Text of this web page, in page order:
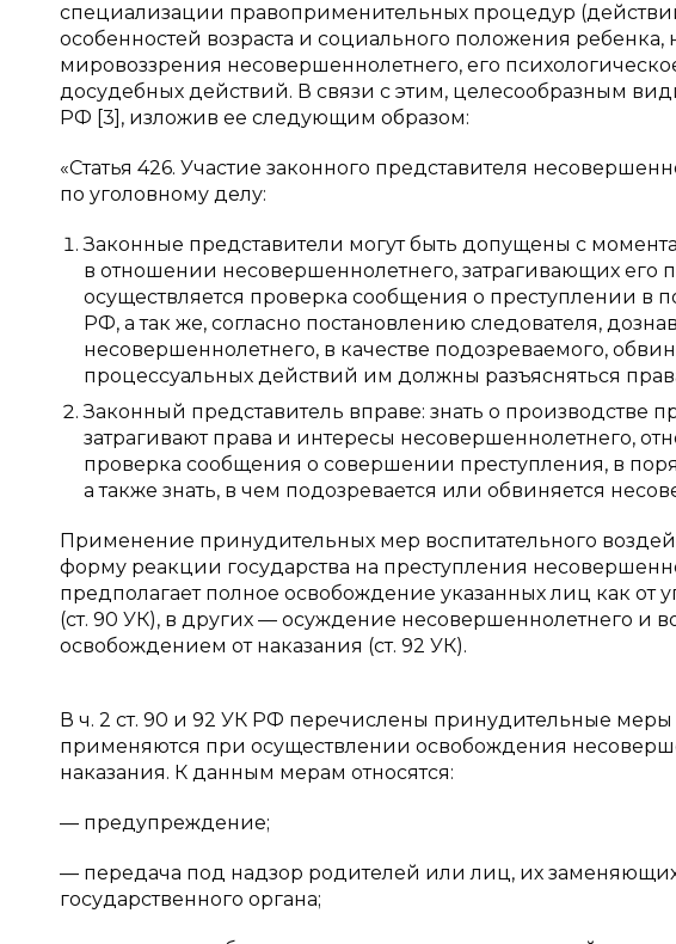
специализации правоприменительных процедур
особенностей возраста и социального положения ребенка,
мировоззрения несовершеннолетнего, его
досудебных действий. В связи с этим, целесообразным
РФ [3], изложив ее следующим образом:
«Статья 426. Участие законного представителя
по уголовному делу:
Законные представители могут быть допущены с
в отношении несовершеннолетнего, затрагивающих его
осуществляется проверка сообщения о преступлении в
РФ, а так же, согласно постановлению следователя,
несовершеннолетнего, в качестве подозреваемого,
процессуальных действий им должны разъясняться
Законный представитель вправе: знать о производстве
затрагивают права и интересы несовершеннолетнего,
проверка сообщения о совершении преступления, в
а также знать, в чем подозревается или обвиняется
Применение принудительных мер воспитательного
форму реакции государства на преступления
предполагает полное освобождение указанных лиц как от
(ст. 90 УК), в других — осуждение несовершеннолетнего и
освобождением от наказания (ст. 92 УК).
В ч. 2 ст. 90 и 92 УК РФ перечислены принудительные меры
применяются при осуществлении освобождения
наказания. К данным мерам относятся:
— предупреждение;
— передача под надзор родителей или лиц, их
государственного органа;